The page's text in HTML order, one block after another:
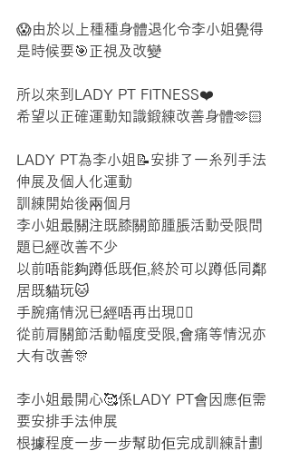
😱由於以上種種身體退化令李小姐覺得
是時候要🎯正視及改變
所以來到LADY PT FITNESS❤️
希望以正確運動知識鍛練改善身體🫶🏻
LADY PT為李小姐📝安排了一糸列手法
伸展及個人化運動
訓練開始後兩個月
李小姐最關注既膝關節腫脹活動受限問
題已經改善不少
以前唔能夠蹲低既佢,終於可以蹲低同鄰
居既貓玩🐱
手腕痛情況已經唔再出現👍🏼
從前肩關節活動幅度受限,會痛等情況亦
大有改善🎊
李小姐最開心🥰係LADY PT會因應佢需
要安排手法伸展
根據程度一步一步幫助佢完成訓練計劃